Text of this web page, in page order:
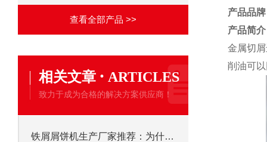
查看全部产品 >>
相关文章 · ARTICLES
致力于成为合格的解决方案供应商！
铁屑屑饼机生产厂家推荐：为什么恩派特是您的优选伙伴
产品品
产品简
金属切
削油可